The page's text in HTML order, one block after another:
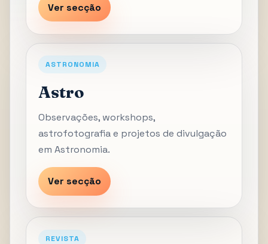
Ver secção
ASTRONOMIA
Astro
Observações, workshops,
astrofotografia e projetos de divulgação
em Astronomia.
Ver secção
REVISTA